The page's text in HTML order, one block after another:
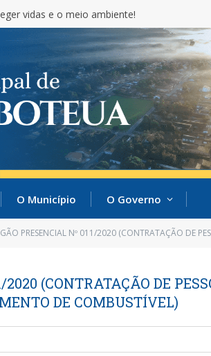
vidas e o meio ambiente!
O Município O Governo
PRESENCIAL Nº 011/2020 (CONTRATAÇÃO DE
(CONTRATAÇÃO DE
DE COMBUSTÍVEL)